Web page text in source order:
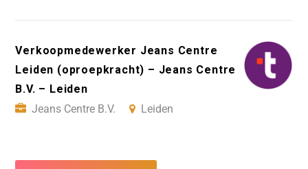
Verkoopmedewerker Jeans Centre
Leiden (oproepkracht) – Jeans Centre
B.V. – Leiden
Jeans Centre B.V.
Leiden